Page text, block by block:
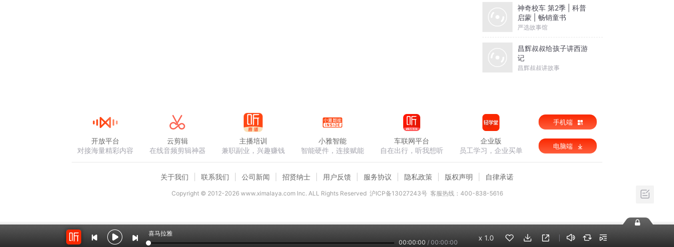
神奇校车 第2季 | 科普
启蒙 | 畅销童书
严选故事馆
昌辉叔叔给孩子讲西游
记
昌辉叔叔讲故事
喜马拉雅
00:00:00 / 00:00:00
x 1.0
开放平台
对接海量精彩内容
云剪辑
在线音频剪辑神器
主播培训
兼职副业，兴趣赚钱
小雅智能
智能硬件，连接赋能
车联网平台
自在出行，听我想听
企业版
员工学习，企业买单
手机端
电脑端
关于我们 联系我们 公司新闻 招贤纳士 用户反馈 服务协议 隐私政策 版权声明 自律承诺
Copyright © 2012-2026www.ximalaya.com lnc. ALL Rights Reserved 沪ICP备13027243号 客服热线：400-838-5616